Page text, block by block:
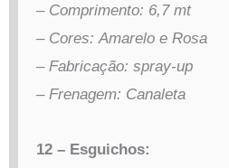
– Comprimento: 6,7 mt
– Cores: Amarelo e Rosa
– Fabricação: spray-up
– Frenagem: Canaleta
12 – Esguichos: